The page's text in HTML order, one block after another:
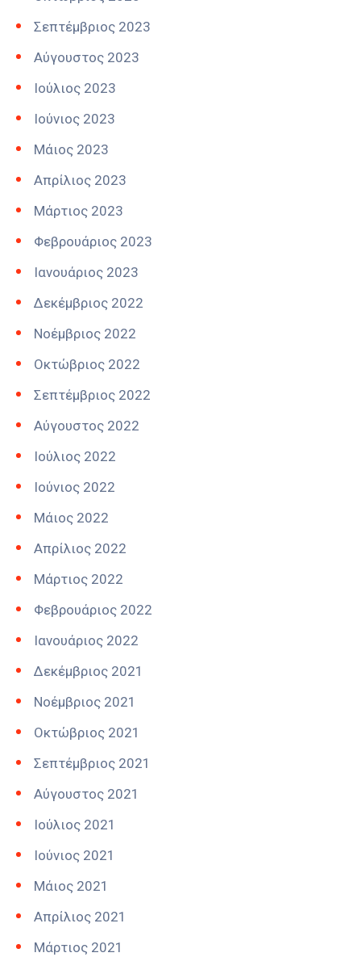
Σεπτέμβριος 2023
Αύγουστος 2023
Ιούλιος 2023
Ιούνιος 2023
Μάιος 2023
Απρίλιος 2023
Μάρτιος 2023
Φεβρουάριος 2023
Ιανουάριος 2023
Δεκέμβριος 2022
Νοέμβριος 2022
Οκτώβριος 2022
Σεπτέμβριος 2022
Αύγουστος 2022
Ιούλιος 2022
Ιούνιος 2022
Μάιος 2022
Απρίλιος 2022
Μάρτιος 2022
Φεβρουάριος 2022
Ιανουάριος 2022
Δεκέμβριος 2021
Νοέμβριος 2021
Οκτώβριος 2021
Σεπτέμβριος 2021
Αύγουστος 2021
Ιούλιος 2021
Ιούνιος 2021
Μάιος 2021
Απρίλιος 2021
Μάρτιος 2021